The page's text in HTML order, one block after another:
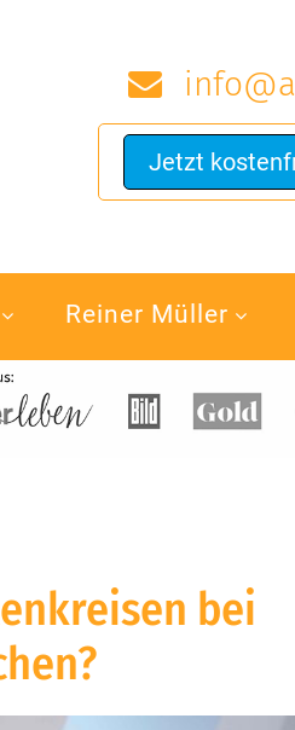
Jetzt
Reiner Müller
bei